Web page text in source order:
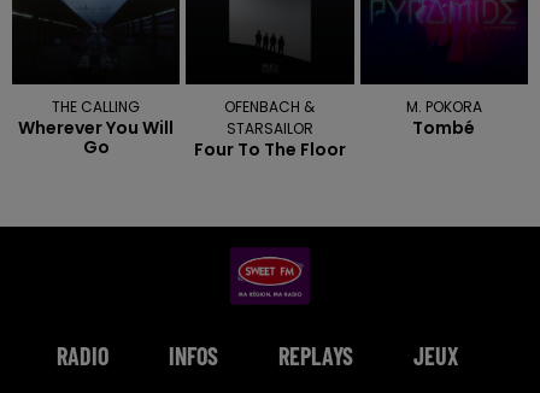
THE CALLING
Wherever You Will
Go
OFENBACH &
STARSAILOR
Four To The Floor
M. POKORA
Tombé
RADIO INFOS REPLAYS JEUX